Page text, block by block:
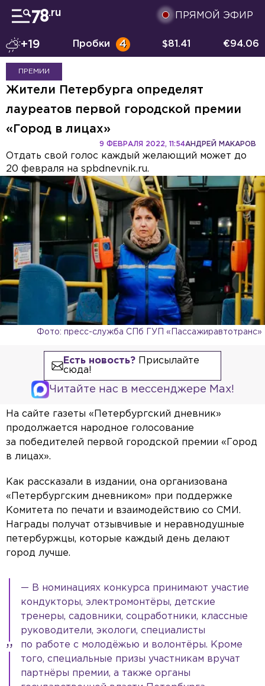
ПРЯМОЙ ЭФИР
+19 Пробки 4 $81.41 €94.06
ПРЕМИИ
Жители Петербурга определят
лауреатов первой городской премии
«Город в лицах»
АНДРЕЙ МАКАРОВ
9 ФЕВРАЛЯ 2022, 11:54
Отдать свой голос каждый желающий может до
20 февраля на spbdnevnik.ru.
Фото: пресс-служба СПб ГУП «Пассажиравтотранс»
Есть новость?Присылайте
сюда!
Читайте нас в мессенджере Max!
На сайте газеты «Петербургский дневник»
продолжается народное голосование
за победителей первой городской премии «Город
в лицах».
Как рассказали в издании, она организована
«Петербургским дневником» при поддержке
Комитета по печати и взаимодействию со СМИ.
Награды получат отзывчивые и неравнодушные
петербуржцы, которые каждый день делают
город лучше.
— В номинациях конкурса принимают участие
кондукторы, электромонтёры, детские
тренеры, садовники, соцработники, классные
руководители, экологи, специалисты
по работе с молодёжью и волонтёры. Кроме
того, специальные призы участникам вручат
партнёры премии, а также органы